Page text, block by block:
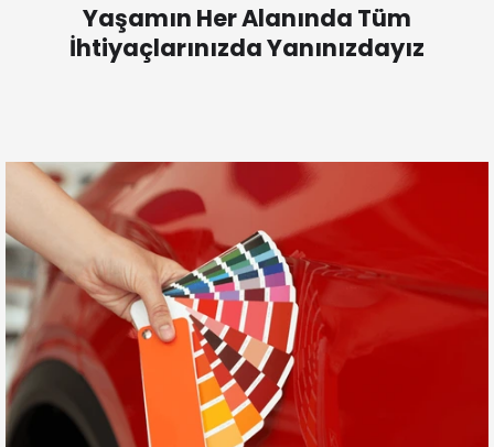
Yaşamın Her Alanında Tüm
İhtiyaçlarınızda Yanınızdayız